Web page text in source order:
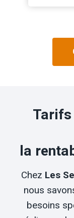
la
Chez Les
nous
besoins